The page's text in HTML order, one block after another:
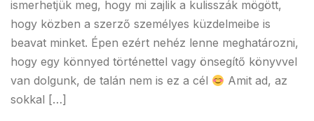
ismerhetjük meg, hogy mi zajlik a kulisszák mögött,
hogy közben a szerző személyes küzdelmeibe is
beavat minket. Épen ezért nehéz lenne meghatározni,
hogy egy könnyed történettel vagy önsegítő könyvvel
van dolgunk, de talán nem is ez a cél
Amit ad, az
sokkal […]